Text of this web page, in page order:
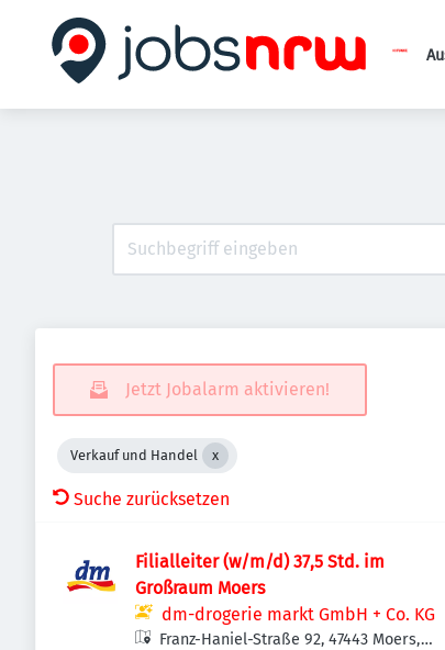
Jetzt Jobalarm aktivieren!
Verkauf und Handel
Suche zurücksetzen
Filialleiter (w/m/d) 37,5 Std. im
Großraum Moers
dm-drogerie markt GmbH + Co. KG
Franz-Haniel-Straße 92, 47443 Moers,